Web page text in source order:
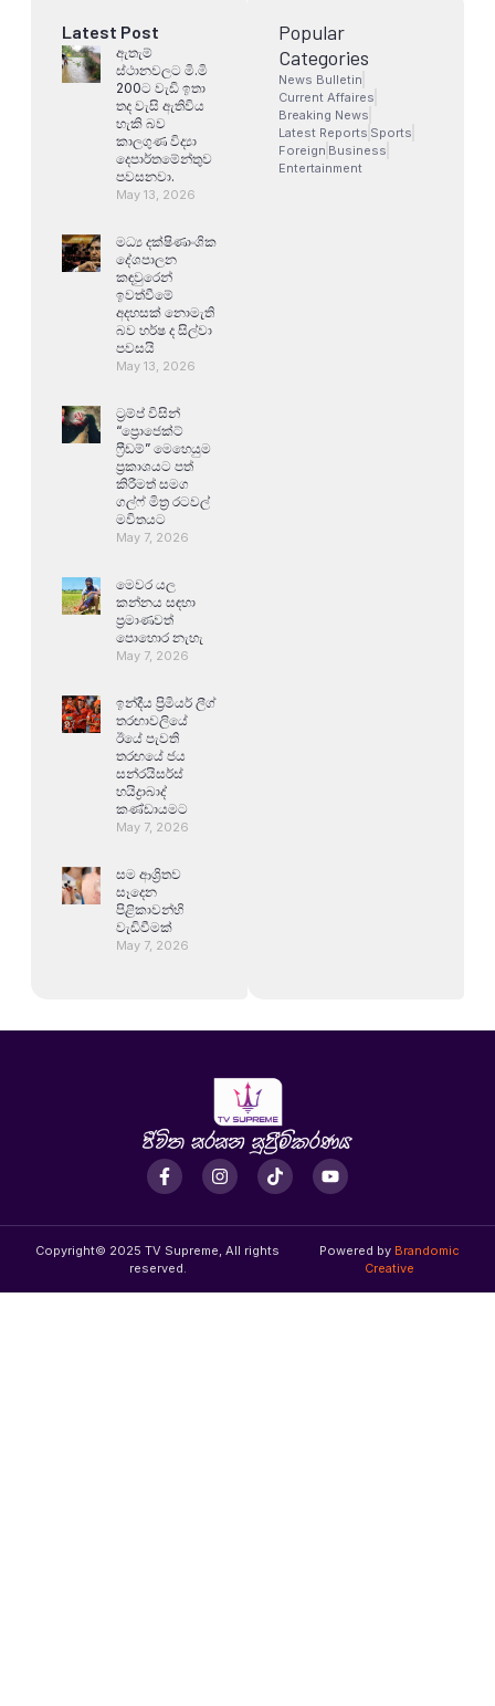
Latest Post
ඇතැම්
ස්ථානවලට මි.මි
200ට වැඩි ඉතා
තද වැසි ඇතිවිය
හැකි බව
කාලගුණ විද්‍යා
දෙපාර්තමේන්තුව
පවසනවා.
May 13, 2026
මධ්‍ය දක්ෂිණාංශික
දේශපාලන
කඳවුරෙන්
ඉවත්වීමේ
අදහසක් නොමැති
බව හර්ෂ ද සිල්වා
පවසයි
May 13, 2026
ට්‍රම්ප් විසින්
“ප්‍රොජෙක්ට්
ෆ්‍රීඩම්” මෙහෙයුම
ප්‍රකාශයට පත්
කිරීමත් සමග
ගල්ෆ් මිත්‍ර රටවල්
මවිතයට
May 7, 2026
මෙවර යල
කන්නය සඳහා
ප්‍රමාණවත්
පොහොර නැහැ
May 7, 2026
ඉන්දීය ප්‍රිමියර් ලීග්
තරඟාවලියේ
ඊයේ පැවති
තරඟයේ ජය
සන්රයිසර්ස්
හයිද්‍රාබාද්
කණ්ඩායමට
May 7, 2026
සම ආශ්‍රිතව
සෑදෙන
පිළිකාවන්හි
වැඩිවීමක්
May 7, 2026
Popular
Categories
News Bulletin
Current Affaires
Breaking News
Latest Reports Sports
Foreign Business
Entertainment
Copyright© 2025 TV Supreme, All rights
reserved.
Powered by Brandomic
Creative